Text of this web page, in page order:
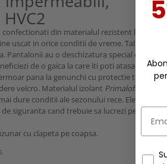
confectionati din materialul rezistent la apa
uscat in orice conditii de vreme. Talia
au o deschizatura special
de o gaica la care iti poti atasa
pana la genunchi cu protectie tip
velcro. Materialul izolant Primaloft
utilizat
dure conditii ale sezonului rece. Elementele
siguranta cand trebuie sa lucrezi pe timp
cu clapeta pe coapsa.